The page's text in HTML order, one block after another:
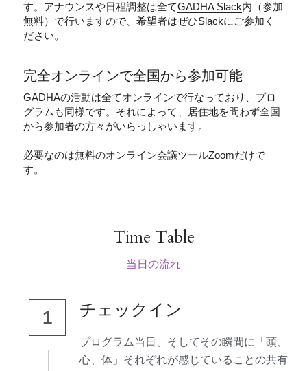
す。アナウンスや日程調整は全てGADHA Slack内（参加
無料）で行いますので、希望者はぜひSlackにご参加く
ださい。
完全オンラインで全国から参加可能
GADHAの活動は全てオンラインで行なっており、プロ
グラムも同様です。それによって、居住地を問わず全国
から参加者の方々がいらっしゃいます。
必要なのは無料のオンライン会議ツールZoomだけで
す。
Time Table
当日の流れ
1 チェックイン
プログラム当日、そしてその瞬間に「頭、
心、体」それぞれが感じていることの共有